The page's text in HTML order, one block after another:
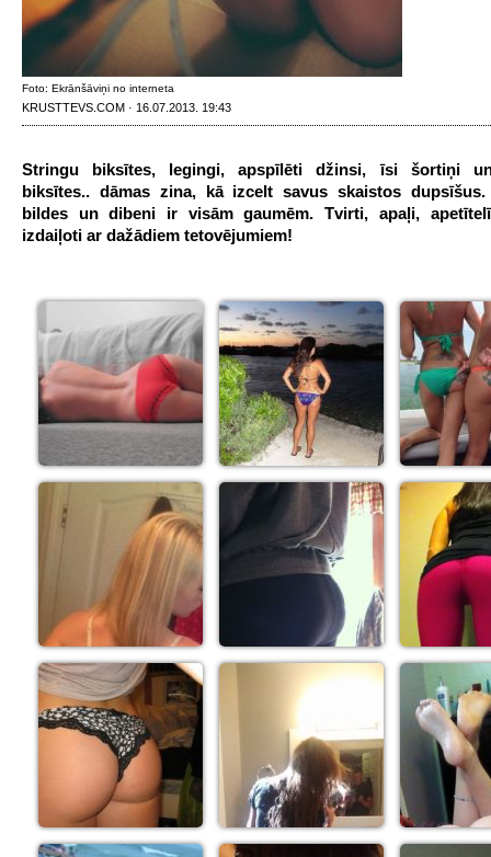
Foto: Ekrānšāviņi no interneta
KRUSTTEVS.COM · 16.07.2013. 19:43
Stringu biksītes, legingi, apspīlēti džinsi, īsi šortiņi
biksītes.. dāmas zina, kā izcelt savus skaistos dupsīšus.
bildes un dibeni ir visām gaumēm. Tvirti, apaļi,
izdaiļoti ar dažādiem tetovējumiem!